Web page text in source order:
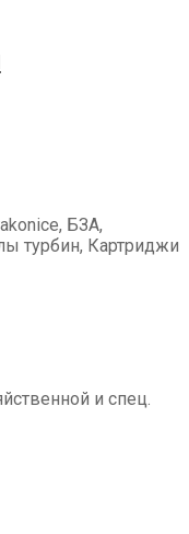
БЗА,
турбин, Картриджи
и спец.